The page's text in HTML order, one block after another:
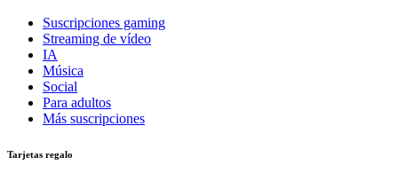
Suscripciones gaming
Streaming de vídeo
IA
Música
Social
Para adultos
Más suscripciones
Tarjetas regalo